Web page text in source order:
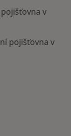
v
pojišťovna v